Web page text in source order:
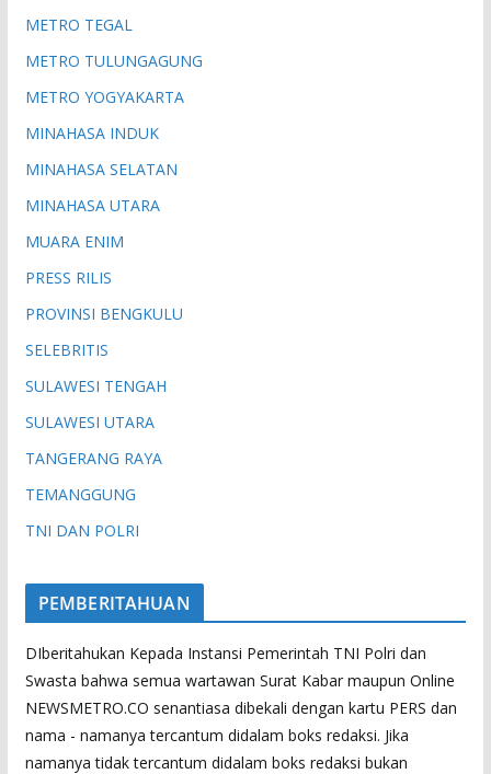
METRO TEGAL
METRO TULUNGAGUNG
METRO YOGYAKARTA
MINAHASA INDUK
MINAHASA SELATAN
MINAHASA UTARA
MUARA ENIM
PRESS RILIS
PROVINSI BENGKULU
SELEBRITIS
SULAWESI TENGAH
SULAWESI UTARA
TANGERANG RAYA
TEMANGGUNG
TNI DAN POLRI
PEMBERITAHUAN
DIberitahukan Kepada Instansi Pemerintah TNI Polri dan
Swasta bahwa semua wartawan Surat Kabar maupun Online
NEWSMETRO.CO senantiasa dibekali dengan kartu PERS dan
nama - namanya tercantum didalam boks redaksi. Jika
namanya tidak tercantum didalam boks redaksi bukan